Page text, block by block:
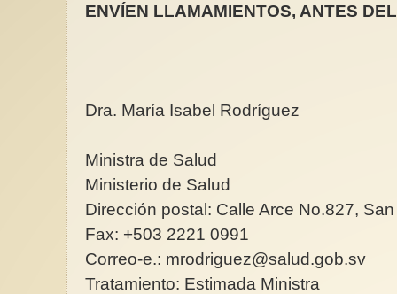
ENVÍEN LLAMAMIENTOS, ANTES
Dra. María Isabel Rodríguez
Ministra de Salud
Ministerio de Salud
Dirección postal: Calle Arce No.827,
Fax: +503 2221 0991
Correo-e.: mrodriguez@salud.gob.sv
Tratamiento: Estimada Ministra